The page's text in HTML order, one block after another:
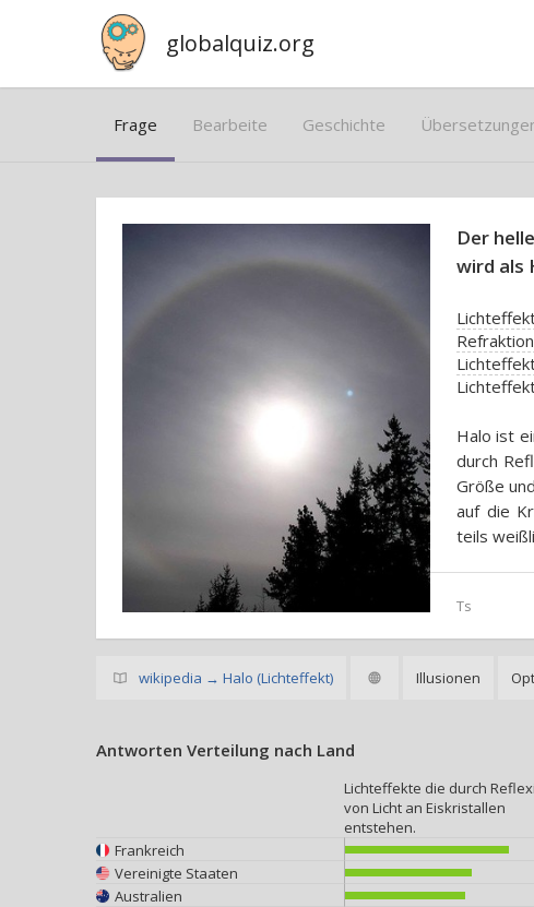
globalquiz.org
Frage Bearbeite Geschichte
Der
wird als
Halo ist
durch
Größe
auf die
teils
Ts
wikipedia → Halo (Lichteffekt) Illusionen
Antworten Verteilung nach Land
Lichteffekte die durch
von Licht an Eiskristallen
entstehen.
Frankreich
Vereinigte Staaten
Australien